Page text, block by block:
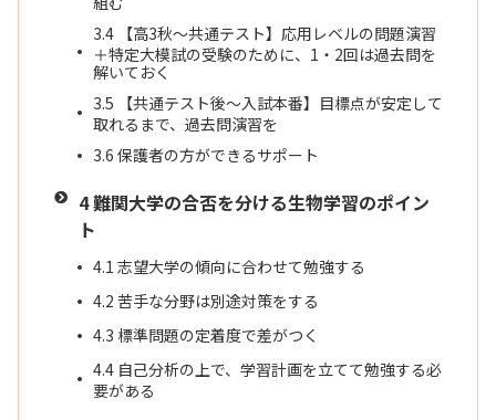
3.4【高3秋〜共通テスト】応用レベルの問題演習
＋特定大模試の受験のために、1・2回は過去問を
解いておく
3.5 【共通テスト後〜入試本番】目標点が安定して
取れるまで、過去問演習を
3.6 保護者の方ができるサポート
4難関大学の合否を分ける生物学習のポイン
ト
4.1 志望大学の傾向に合わせて勉強する
4.2 苦手な分野は別途対策をする
4.3 標準問題の定着度で差がつく
4.4自己分析の上で、学習計画を立てて勉強する必
要がある